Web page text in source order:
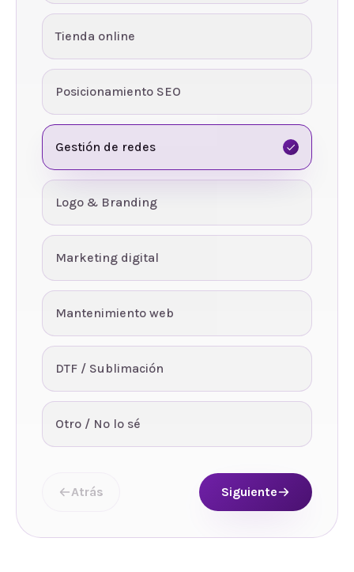
Tienda online
Posicionamiento SEO
Gestión de redes
Logo & Branding
Marketing digital
Mantenimiento web
DTF / Sublimación
Otro / No lo sé
Atrás Siguiente